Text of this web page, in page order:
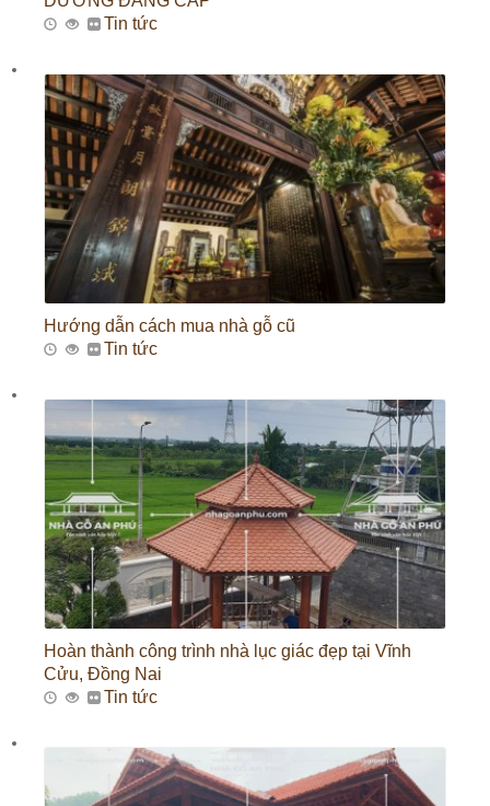
Tin tức
Hướng dẫn cách mua nhà gỗ cũ
Tin tức
Hoàn thành công trình nhà lục giác đẹp tại Vĩnh
Cửu, Đồng Nai
Tin tức